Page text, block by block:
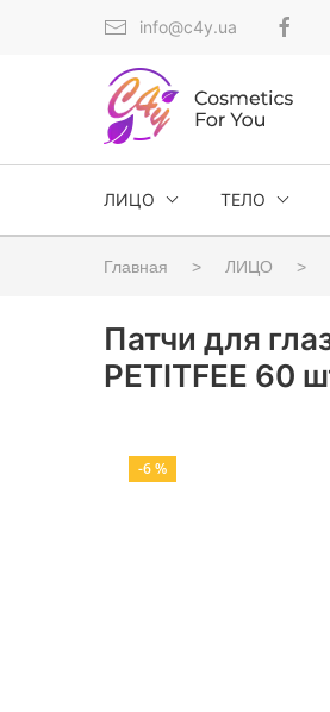
info@c4y.ua
ЛИЦО ТЕЛО
Главная ЛИЦО
Патчи для
PETITFEE 60
-6 %